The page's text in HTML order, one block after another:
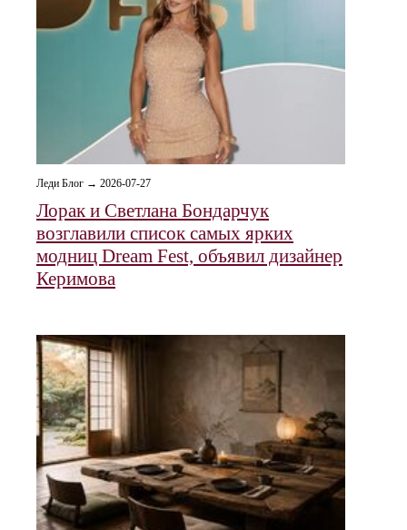
Леди Блог → 2026-07-27
Лорак и Светлана Бондарчук
возглавили список самых ярких
модниц Dream Fest, объявил дизайнер
Керимова